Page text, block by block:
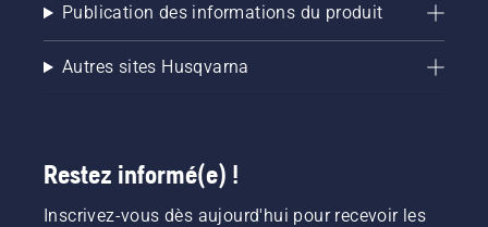
Publication des informations du produit
Autres sites Husqvarna
Restez informé(e) !
Inscrivez-vous dès aujourd'hui pour recevoir les